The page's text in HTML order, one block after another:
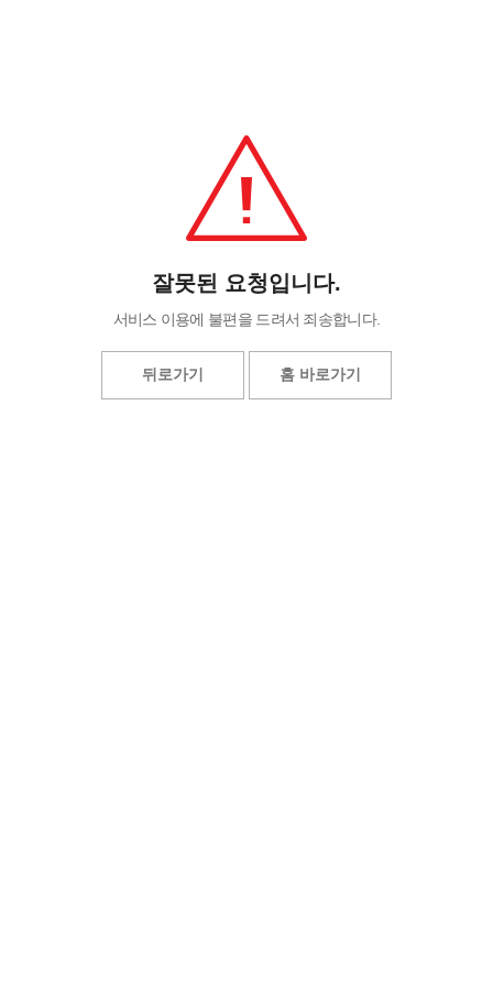
잘못된 요청입니다.
서비스 이용에 불편을 드려서 죄송합니다.
뒤로가기 홈 바로가기